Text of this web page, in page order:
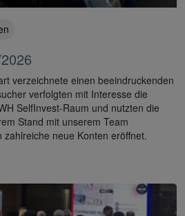
verzeichnete einen beeindruckenden
verfolgten mit Interesse die
SelfInvest-Raum und nutzten die
Stand mit unserem Team
neue Konten eröffnet.